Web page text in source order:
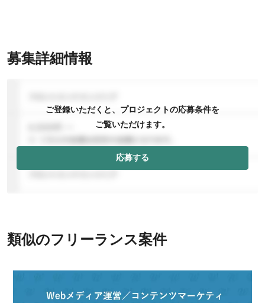
募集詳細情報
ご登録いただくと、プロジェクトの応募条件を
ご覧いただけます。
応募する
類似のフリーランス案件